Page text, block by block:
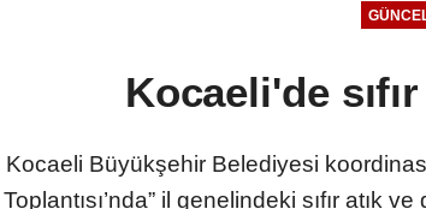
Kocaeli'de
Kocaeli Büyükşehir Belediyesi
Toplantısı’nda” il genelindeki sıfır atık